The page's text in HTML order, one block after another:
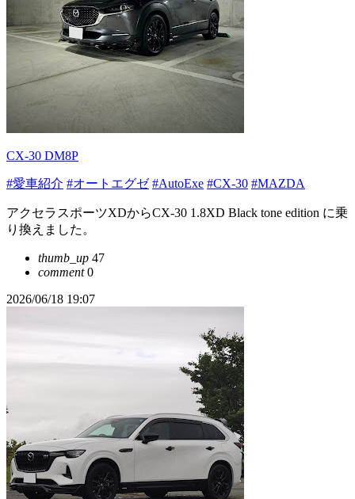
CX-30 DM8P
#愛車紹介 #オートエグゼ #AutoExe #CX-30 #MAZDA
アクセラスポーツXDからCX-30 1.8XD Black tone edition に乗
り換えました。
thumb_up 47
comment0
2026/06/18 19:07